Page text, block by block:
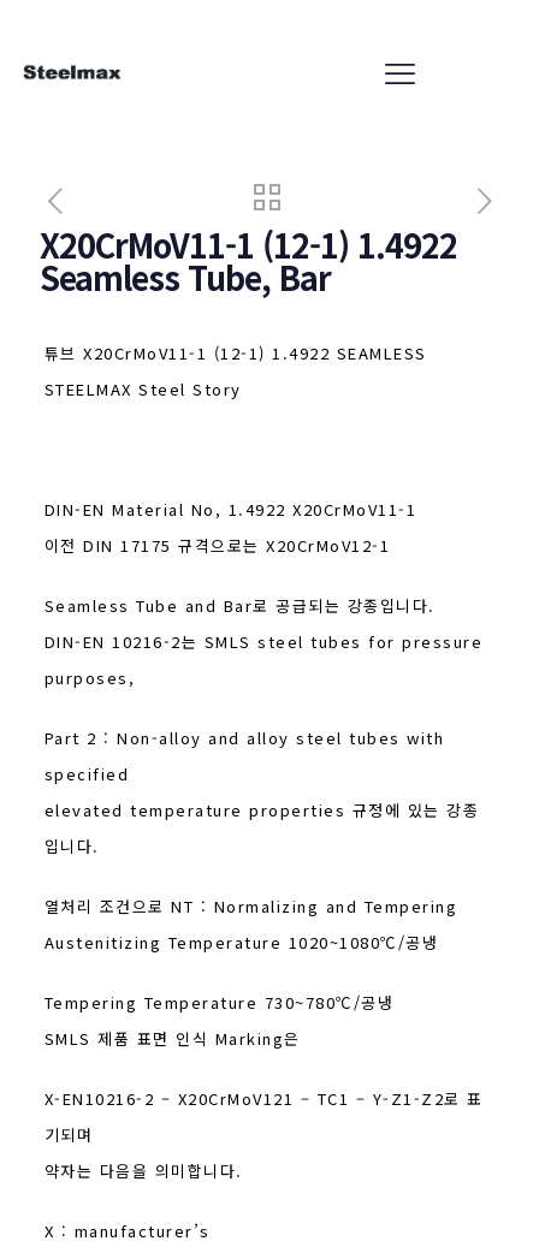
X20CrMoV11-1 (12-1) 1.4922
Seamless Tube, Bar
튜브 X20CrMoV11-1 (12-1) 1.4922 SEAMLESS
STEELMAX Steel Story
DIN-EN Material No, 1.4922 X20CrMoV11-1
이전 DIN 17175 규격으로는 X20CrMoV12-1
Seamless Tube and Bar로 공급되는 강종입니다.
DIN-EN 10216-2는 SMLS steel tubes for pressure
purposes,
Part 2 : Non-alloy and alloy steel tubes with
specified
elevated temperature properties 규정에 있는 강종
입니다.
열처리 조건으로 NT : Normalizing and Tempering
Austenitizing Temperature 1020~1080℃/공냉
Tempering Temperature 730~780℃/공냉
SMLS 제품 표면 인식 Marking은
X-EN10216-2 – X20CrMoV121 – TC1 – Y-Z1-Z2로 표
기되며
약자는 다음을 의미합니다.
X : manufacturer’s